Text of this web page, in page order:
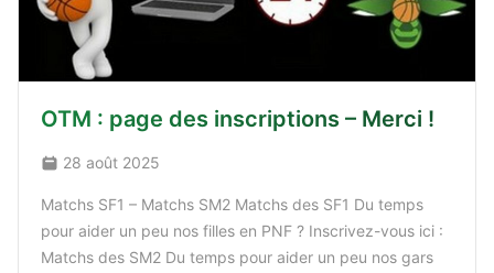
OTM : page des inscriptions – Merci !
28 août 2025
Matchs SF1 – Matchs SM2 Matchs des SF1 Du temps
pour aider un peu nos filles en PNF ? Inscrivez-vous ici :
Matchs des SM2 Du temps pour aider un peu nos gars